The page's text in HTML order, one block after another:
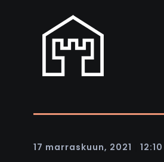
17 marraskuun, 2021 12:10